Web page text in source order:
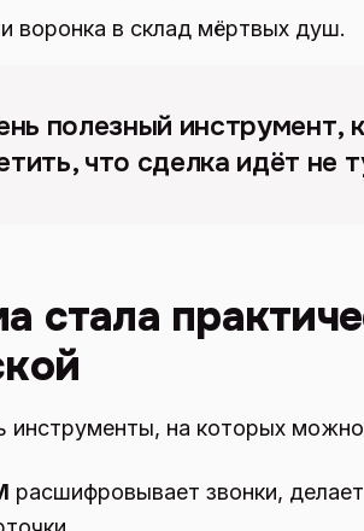
воронка в склад мёртвых душ.
полезный инструмент,
что сделка идёт не
стала
инструменты, на которых
расшифровывает звонки,